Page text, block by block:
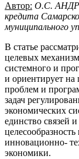
Автор: О.С.
кредита
муниципального
В статье
целевых
системного и
и ориентирует
проблем и
задач
экономических
единство связей
инновационно-
экономики.